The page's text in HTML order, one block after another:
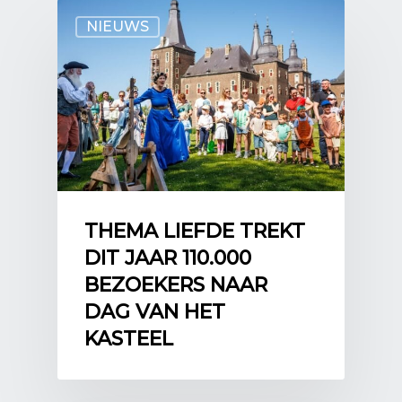
NIEUWS
THEMA LIEFDE TREKT
DIT JAAR 110.000
BEZOEKERS NAAR
DAG VAN HET
KASTEEL